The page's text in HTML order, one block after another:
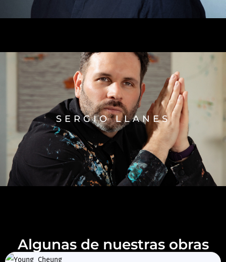
SERGIO LLANES
Algunas de nuestras obras